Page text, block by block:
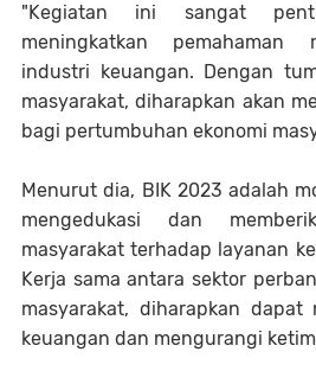
"Kegiatan ini sangat
meningkatkan pemahaman
industri keuangan. Dengan
masyarakat, diharapkan akan
bagi pertumbuhan ekonomi
Menurut dia, BIK 2023 adalah
mengedukasi dan
masyarakat terhadap layanan
Kerja sama antara sektor
masyarakat, diharapkan dapat
keuangan dan mengurangi